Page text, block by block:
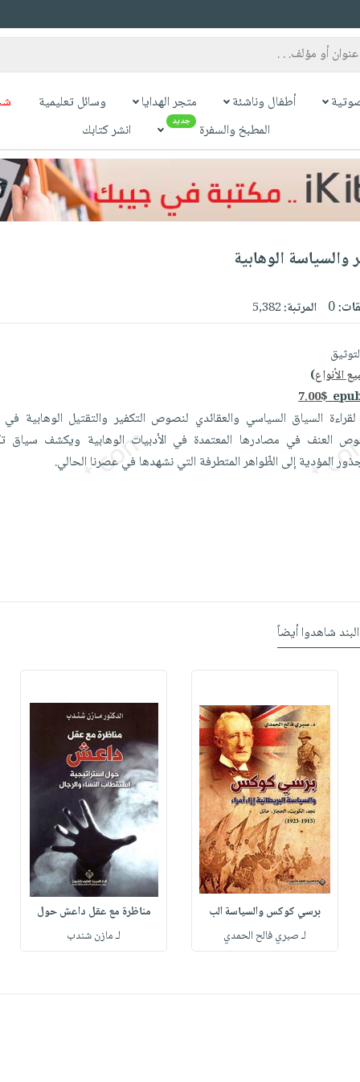
أطفال وناشئة متجر الهدايا وسائل تعليمية
المطبخ والسفرة
جديد انشر كتابك
والسياسة الوهابية
0 المرتبة:5,382
الأنواع)
7.00$
السياق السياسي والعقائدي لنصوص التكفير والتقتيل الوهابية في
العنف في مصادرها المعتمدة في الأدبيات الوهابية ويكشف سياق
المؤدية إلى الظّواهر المتطرفة التي نشهدها في عصرنا الحالي.
شاهدوا أيضاً
برسي كوكس والسياسة الب
لـ صبري فالح الحمدي
مناظرة مع عقل داعش حول
لـ مازن شندب